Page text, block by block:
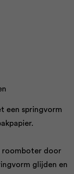
een springvorm
roomboter door
glijden en